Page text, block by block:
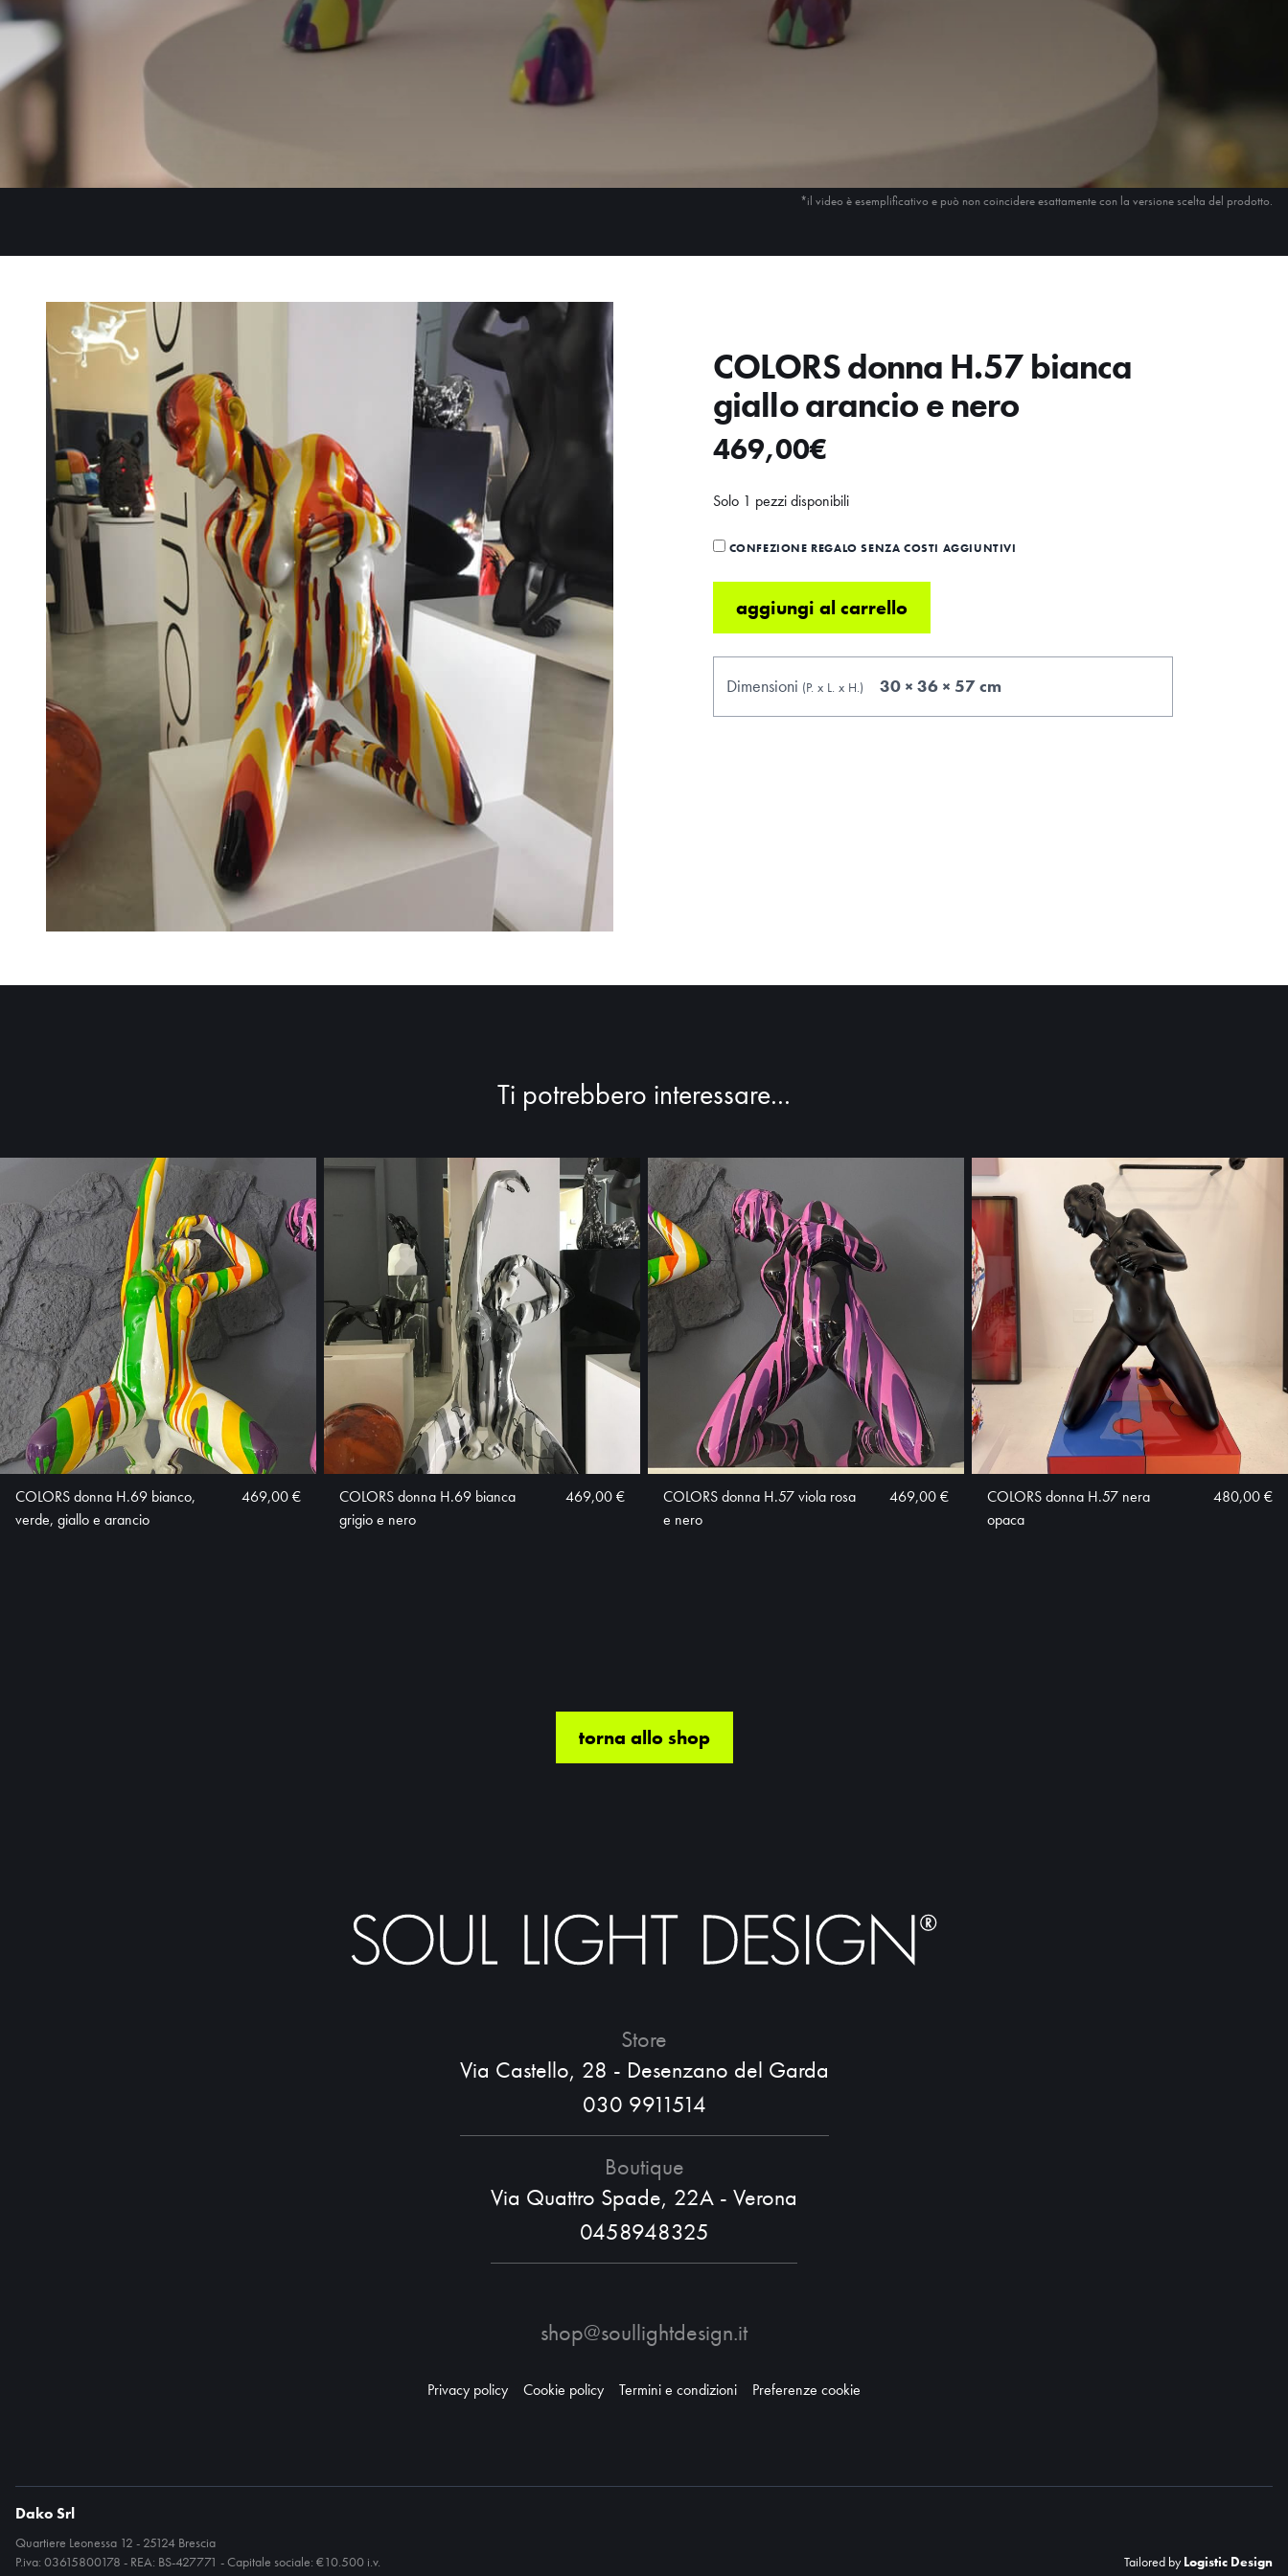
*il video è esemplificativo e può non coincidere esattamente con la versione scelta del prodotto.
COLORS donna H.57 bianca
giallo arancio e nero
469,00€
Solo 1 pezzi disponibili
CONFEZIONE REGALO SENZA COSTI AGGIUNTIVI
aggiungi al carrello
Dimensioni (P. x L. x H.) 30 × 36 × 57 cm
Ti potrebbero interessare...
COLORS donna H.69 bianco,
verde, giallo e arancio
469,00 €
COLORS donna H.69 bianca
grigio e nero
469,00 €
COLORS donna H.57 viola rosa
e nero
469,00 €
COLORS donna H.57 nera
opaca
480,00 €
torna allo shop
Store
Via Castello, 28 - Desenzano del Garda
030 9911514
Boutique
Via Quattro Spade, 22A - Verona
0458948325
shop@soullightdesign.it
Privacy policy Cookie policy Termini e condizioni Preferenze cookie
Dako Srl
Quartiere Leonessa 12 - 25124 Brescia
P.iva: 03615800178 - REA: BS-427771 - Capitale sociale: €10.500 i.v.
Tailored byLogistic Design